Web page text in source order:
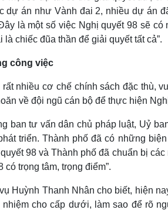
dự án như Vành đai 2, nhiều dự án
là một số việc Nghị quyết 98 sẽ
chiếc đũa thần để giải quyết tất cả”.
công việc
nhiều cơ chế chính sách đặc thù,
về đội ngũ cán bộ để thực hiện
ban tư vấn dân chủ pháp luật, Uỷ
triển. Thành phố đã có những
98 và Thành phố đã chuẩn bị
trọng tâm, trọng điểm”.
Huỳnh Thanh Nhân cho biết, hiện
nhiệm cho cấp dưới, làm sao để rõ